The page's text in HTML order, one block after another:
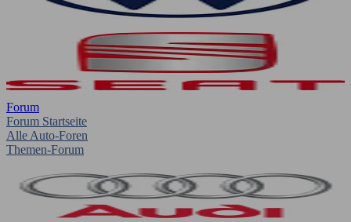
Forum
Forum Startseite
Alle Auto-Foren
Themen-Forum